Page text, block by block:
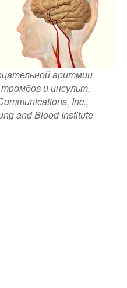
аритмии
и инсульт.
Inc.,
and Blood Institute